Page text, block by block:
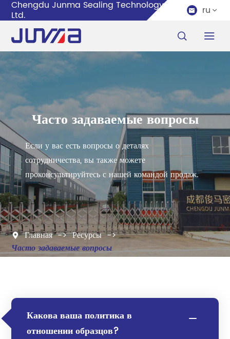
Chengdu Junma Sealing Technology Co.,
Ltd.  ru 
 
Часто задаваемые вопросы
Если у вас есть вопросы о деталях
сотрудничества, вы также можете
проконсультируйтесь с нашей командой продаж.
 Главная
Ресурсы
Часто задаваемые вопросы
Какова ваша политика в
отношении образцов?
